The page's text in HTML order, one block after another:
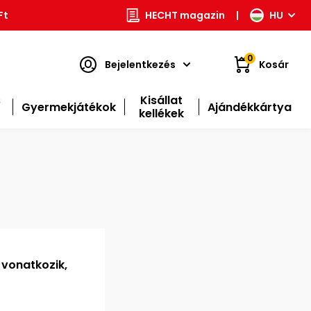
HECHT magazin | HU
Bejelentkezés 0 Kosár
Gyermekjátékok
Kisállat
kellékek
Ajándékkártya